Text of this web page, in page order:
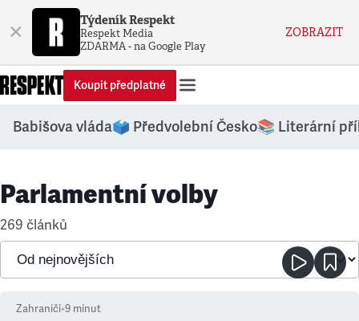
× Týdeník Respekt
Respekt Media
ZDARMA - na Google Play
ZOBRAZIT
Koupit předplatné
Babišova vláda🗳️ Předvolební Česko📚 Literární
Parlamentní volby
269 článků
Zahraničí•9 minut